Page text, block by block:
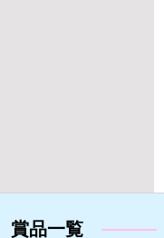
賞品一覧